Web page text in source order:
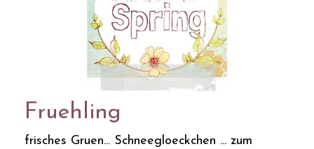
Fruehling
frisches Gruen... Schneegloeckchen ... zum